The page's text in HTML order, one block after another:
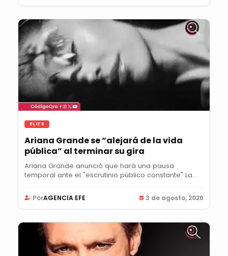
ELITE
Ariana Grande se “alejará de la vida
pública” al terminar su gira
Ariana Grande anunció que hará una pausa
temporal ante el "escrutinio público constante" La...
PorAGENCIA EFE 3 de agosto, 2026